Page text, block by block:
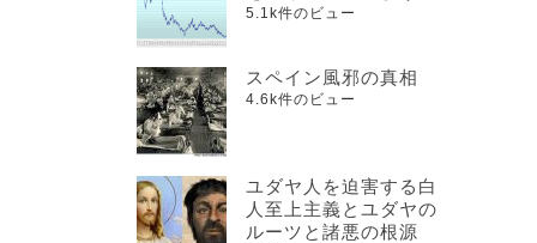
5.1k件のビュー
スペイン風邪の真相
4.6k件のビュー
ユダヤ人を迫害する白
人至上主義とユダヤの
ルーツと諸悪の根源